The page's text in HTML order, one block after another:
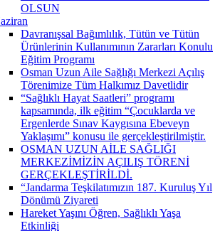
OLSUN
Davranışsal Bağımlılık, Tütün ve Tütün
Ürünlerinin Kullanımının Zararları Konulu
Eğitim Programı
Osman Uzun Aile Sağlığı Merkezi Açılış
Törenimize Tüm Halkımız Davetlidir
“Sağlıklı Hayat Saatleri” programı
kapsamında, ilk eğitim “Çocuklarda ve
Ergenlerde Sınav Kaygısına Ebeveyn
Yaklaşımı” konusu ile gerçekleştirilmiştir.
OSMAN UZUN AİLE SAĞLIĞI
MERKEZİMİZİN AÇILIŞ TÖRENİ
GERÇEKLEŞTİRİLDİ.
“Jandarma Teşkilatımızın 187. Kuruluş Yıl
Dönümü Ziyareti
Hareket Yaşını Öğren, Sağlıklı Yaşa
Etkinliği